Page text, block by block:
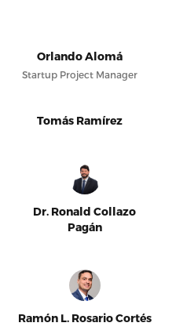
Orlando Alomá
Startup Project Manager
Tomás Ramírez
Dr. Ronald Collazo
Pagán
Ramón L. Rosario Cortés